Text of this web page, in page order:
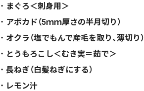
まぐろ＜刺身用＞
アボカド（5ｍｍ厚さの半月切り）
オクラ（塩でもんで産毛を取り、薄切り）
とうもろこし＜むき実＝茹で＞
長ねぎ（白髪ねぎにする）
レモン汁